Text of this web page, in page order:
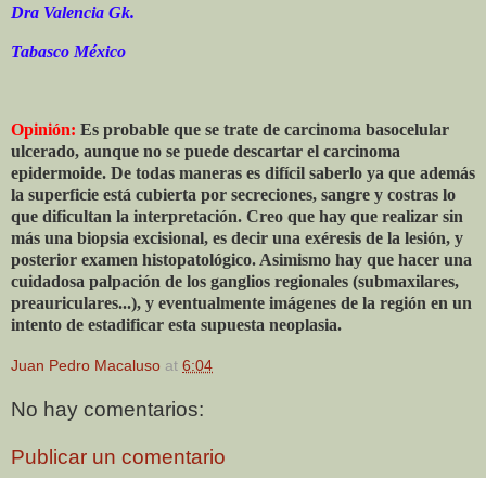
Dra Valencia Gk.
Tabasco México
Opinión: Es probable que se trate de carcinoma basocelular
ulcerado, aunque no se puede descartar el carcinoma
epidermoide. De todas maneras es difícil saberlo ya que además
la superficie está cubierta por secreciones, sangre y costras lo
que dificultan la interpretación. Creo que hay que realizar sin
más una biopsia excisional, es decir una exéresis de la lesión, y
posterior examen histopatológico. Asimismo hay que hacer una
cuidadosa palpación de los ganglios regionales (submaxilares,
preauriculares...), y eventualmente imágenes de la región en un
intento de estadificar esta supuesta neoplasia.
Juan Pedro Macaluso at 6:04
No hay comentarios:
Publicar un comentario